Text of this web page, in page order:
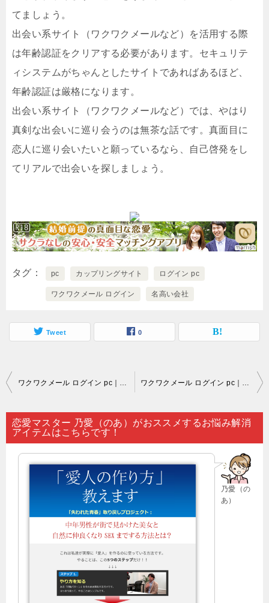
てましょう。
出会い系サイト（ワクワクメールなど）を活用する際
は年齢認証をクリアする必要があります。セキュリテ
ィシステムがちゃんとしたサイトであればあるほど、
年齢認証は厳格になります。
出会い系サイト（ワクワクメールなど）では、やはり
真剣な出会いに巡り会うのは無茶な話です。真面目に
恋人に巡り会いたいと願っているなら、自己啓発をし
てリアルで出会いを探しましょう。
タグ pc カップリングサイト ログイン pc
ワクワクメール ログイン 名高い会社
Tweet 0
投
ナ
ビ
ワクワクメール ログイン pc｜多数ある出会い系アプリの中には…。 ワクワクメール ログイン pc｜「片思いしている人が気に留めてくれない」など恋愛問題に苦しんでいるのなら…。
恋愛マスター 乃愛（のあ）がおススメするお悩み解消
アイテムはこちらです！
乃愛（の
あ）